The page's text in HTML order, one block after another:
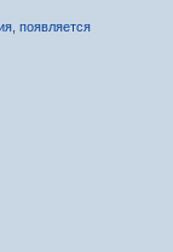
появляется